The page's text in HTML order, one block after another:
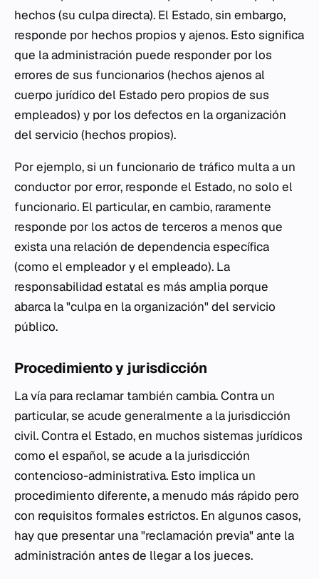
hechos (su culpa directa). El Estado, sin embargo,
responde por hechos propios y ajenos. Esto significa
que la administración puede responder por los
errores de sus funcionarios (hechos ajenos al
cuerpo jurídico del Estado pero propios de sus
empleados) y por los defectos en la organización
del servicio (hechos propios).
Por ejemplo, si un funcionario de tráfico multa a un
conductor por error, responde el Estado, no solo el
funcionario. El particular, en cambio, raramente
responde por los actos de terceros a menos que
exista una relación de dependencia específica
(como el empleador y el empleado). La
responsabilidad estatal es más amplia porque
abarca la "culpa en la organización" del servicio
público.
Procedimiento y jurisdicción
La vía para reclamar también cambia. Contra un
particular, se acude generalmente a la jurisdicción
civil. Contra el Estado, en muchos sistemas jurídicos
como el español, se acude a la jurisdicción
contencioso-administrativa. Esto implica un
procedimiento diferente, a menudo más rápido pero
con requisitos formales estrictos. En algunos casos,
hay que presentar una "reclamación previa" ante la
administración antes de llegar a los jueces.